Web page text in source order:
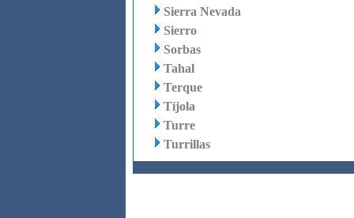
Sierra Nevada
Sierro
Sorbas
Tahal
Terque
Tíjola
Turre
Turrillas